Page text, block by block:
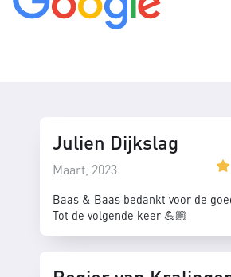
Julien Dijkslag
Maart, 2023
Baas & Baas bedankt voor de
Tot de volgende keer 💪🏼